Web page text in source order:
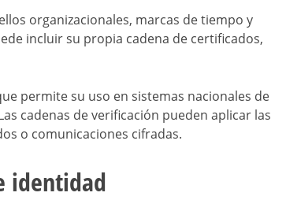
organizacionales, marcas de tiempo y
incluir su propia cadena de certificados,
permite su uso en sistemas nacionales de
cadenas de verificación pueden aplicar las
o comunicaciones cifradas.
identidad